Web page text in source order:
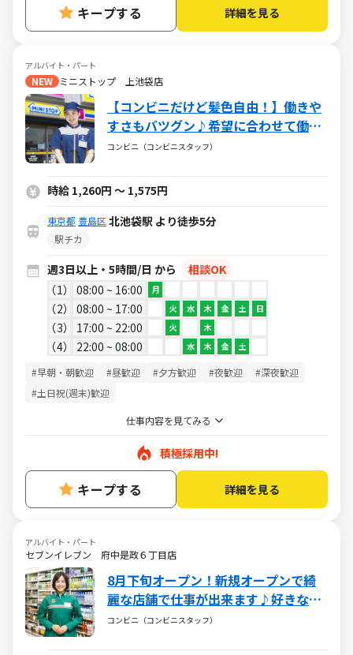
キープする 詳細を見る
アルバイト・パート
NEW ミニストップ 上池袋店
【コンビニだけど髪色自由！】働きや
すさもバツグン♪希望に合わせて働け
るミニストップ☆バイトデビューも大
コンビニ（コンビニスタッフ）
時給 1,260円 ～ 1,575円
東京都 豊島区 北池袋駅 より徒歩5分
駅チカ
週3日以上・5時間/日 から
相談OK
1
08:00 ~ 16:00 月
2 08:00 ~ 17:00 火 水 木 金 土 日
3 17:00 ~ 22:00 火 木
4 22:00 ~ 08:00 水 木 金 土
#早朝・朝歓迎 #昼歓迎 #夕方歓迎 #夜歓迎
#深夜歓迎
#土日祝(週末)歓迎
仕事内容を見てみる
積極採用中!
キープする 詳細を見る
アルバイト・パート
セブンイレブン 府中是政６丁目店
8月下旬オープン！新規オープンで綺
麗な店舗で仕事が出来ます♪好きな時
間のシフトで働けますよ！
コンビニ（コンビニスタッフ）